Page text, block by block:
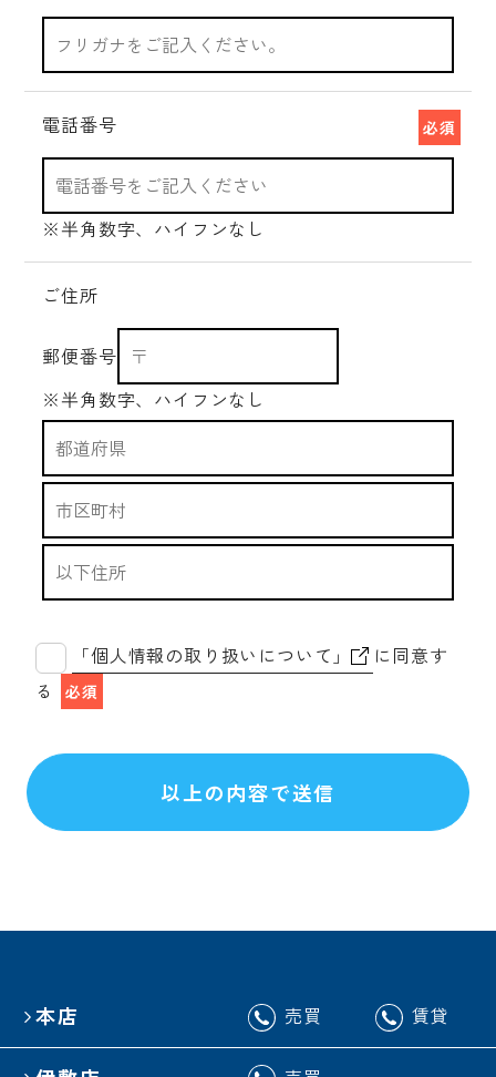
電話番号 必須
※半角数字、ハイフンなし
ご住所
郵便番号
※半角数字、ハイフンなし
「個人情報の取り扱いについて」
に同意す
る
必須
以上の内容で送信
本店 売買 賃貸